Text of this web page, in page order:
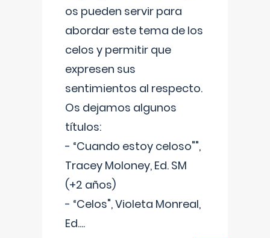
os pueden servir para
abordar este tema de los
celos y permitir que
expresen sus
sentimientos al respecto.
Os dejamos algunos
títulos:
- “Cuando estoy celoso"",
Tracey Moloney, Ed. SM
(+2 años)
- “Celos", Violeta Monreal,
Ed....